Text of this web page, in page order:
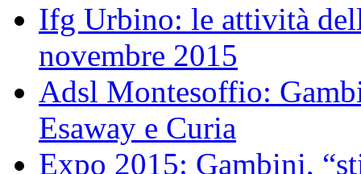
Ifg Urbino: le attività
novembre 2015
Adsl Montesoffio:
Esaway e Curia
Expo 2015: Gambini,